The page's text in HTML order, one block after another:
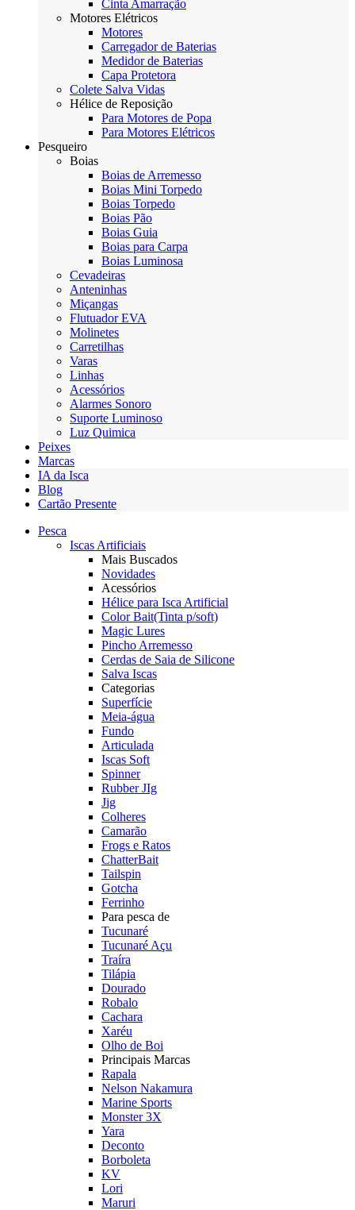
Cinta Amarração
Motores Elétricos
Motores
Carregador de Baterias
Medidor de Baterias
Capa Protetora
Colete Salva Vidas
Hélice de Reposição
Para Motores de Popa
Para Motores Elétricos
Pesqueiro
Boias
Boias de Arremesso
Boias Mini Torpedo
Boias Torpedo
Boias Pão
Boias Guia
Boias para Carpa
Boias Luminosa
Cevadeiras
Anteninhas
Miçangas
Flutuador EVA
Molinetes
Carretilhas
Varas
Linhas
Acessórios
Alarmes Sonoro
Suporte Luminoso
Luz Quimica
Peixes
Marcas
IA da Isca
Blog
Cartão Presente
Pesca
Iscas Artificiais
Mais Buscados
Novidades
Acessórios
Hélice para Isca Artificial
Color Bait(Tinta p/soft)
Magic Lures
Pincho Arremesso
Cerdas de Saia de Silicone
Salva Iscas
Categorias
Superfície
Meia-água
Fundo
Articulada
Iscas Soft
Spinner
Rubber JIg
Jig
Colheres
Camarão
Frogs e Ratos
ChatterBait
Tailspin
Gotcha
Ferrinho
Para pesca de
Tucunaré
Tucunaré Açu
Traíra
Tilápia
Dourado
Robalo
Cachara
Xaréu
Olho de Boi
Principais Marcas
Rapala
Nelson Nakamura
Marine Sports
Monster 3X
Yara
Deconto
Borboleta
KV
Lori
Maruri